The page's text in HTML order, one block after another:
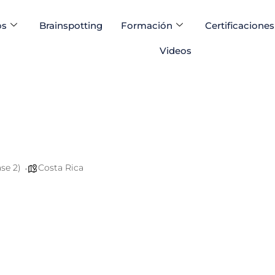
Brainspotting Formación Certificaciones
Videos
2) Costa Rica